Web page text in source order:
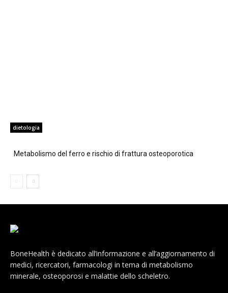
dietologia
Metabolismo del ferro e rischio di frattura osteoporotica
BoneHealth è dedicato all’informazione e all’aggiornamento di
medici, ricercatori, farmacologi in tema di metabolismo
minerale, osteoporosi e malattie dello scheletro.